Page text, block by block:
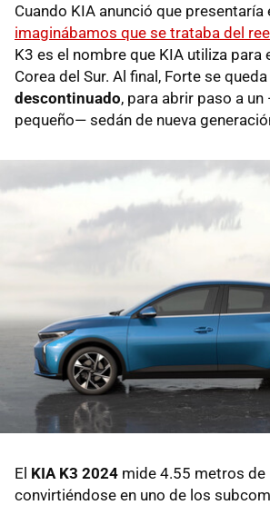
Cuando KIA anunció que presentaría
imaginábamos que se trataba del
K3 es el nombre que KIA utiliza para
Corea del Sur. Al final, Forte se queda
descontinuado, para abrir paso a
pequeño— sedán de nueva
El KIA K3 2024 mide 4.55 metros de
convirtiéndose en uno de los